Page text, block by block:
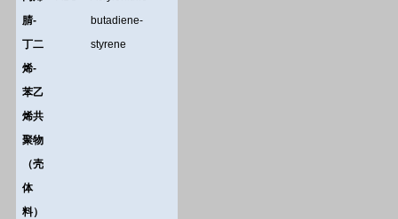
腈-
丁二
烯-
苯乙
烯共
聚物
（壳
体
料）
butadiene-
styrene